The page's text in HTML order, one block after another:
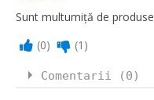
Sunt multumiță de
(0) (1 )
Comentarii (0)